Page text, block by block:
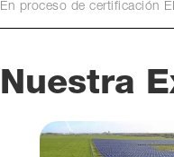
En proceso de certificación
Nuestra